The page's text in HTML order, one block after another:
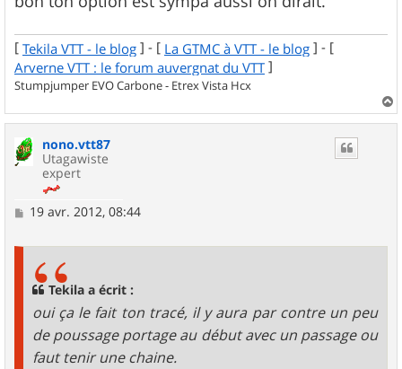
[ Tekila VTT - le blog ] - [ La GTMC à VTT - le blog ] - [
Arverne VTT : le forum auvergnat du VTT ]
Stumpjumper EVO Carbone - Etrex Vista Hcx
a
nono.vtt87
Utagawiste
expert
M19 avr. 2012, 08:44
Tekila a écrit :
oui ça le fait ton tracé, il y aura par contre un peu
de poussage portage au début avec un passage ou
faut tenir une chaine.